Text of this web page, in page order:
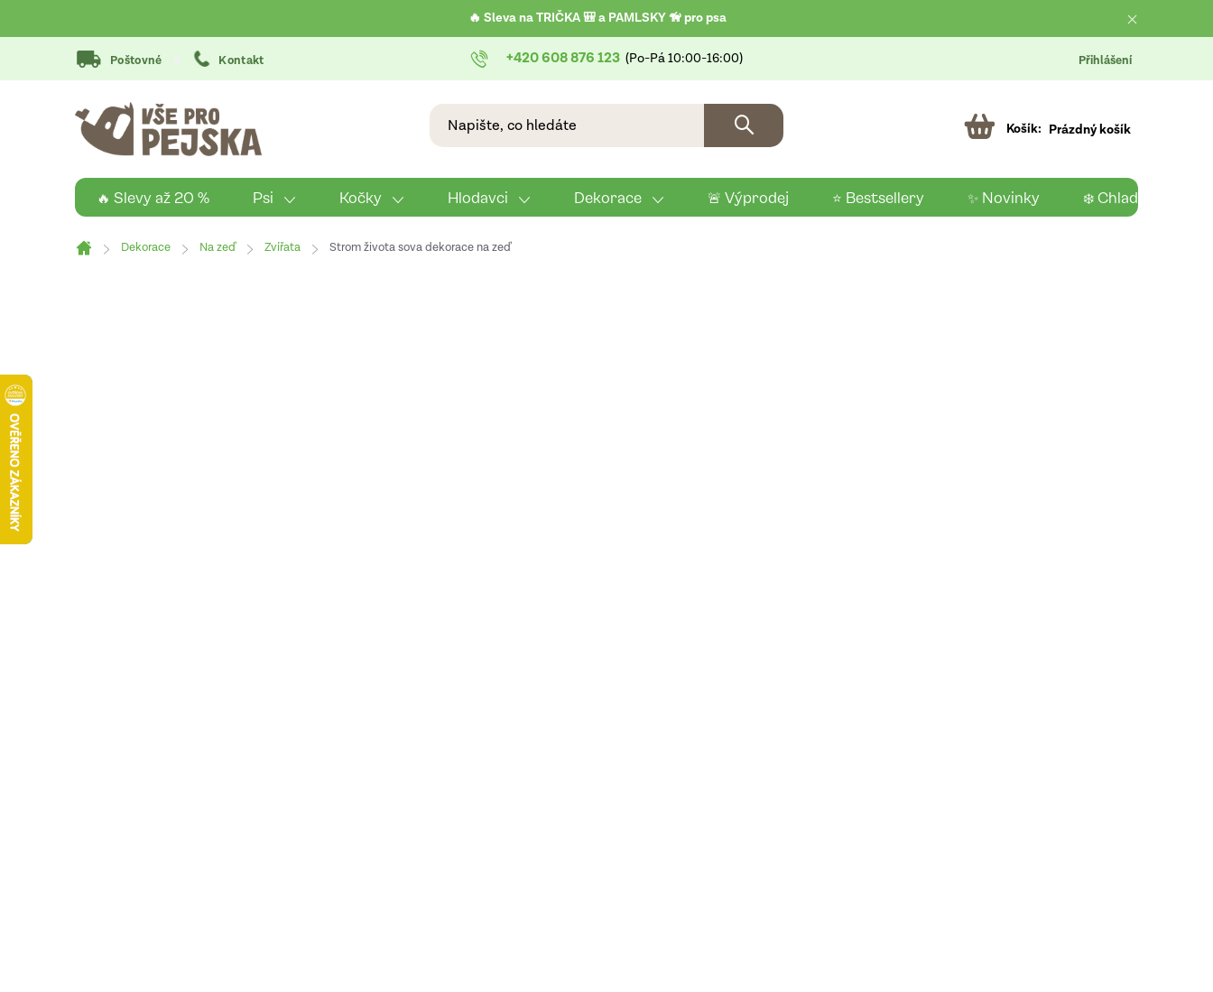
na
🔥 Sleva na TRIČKA 🎒 a PAMLSKY 🦮 pro psa
+420 608 876 123
Poštovné Kontakt Přihlášení
Prázdný košík
🔥 Slevy až 20 % Psi Kočky Hlodavci Dekorace 🚨 Výprodej ⭐ Bestsellery ✨ Novinky ❄️ Chladící
Domů
Dekorace Na zeď Zvířata Strom života sova dekorace na zeď